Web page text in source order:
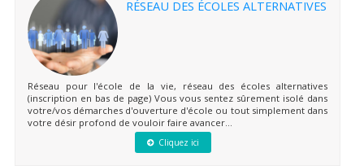
RÉSEAU DES ÉCOLES ALTERNATIVES
Réseau pour l'école de la vie, réseau des écoles alternatives
(inscription en bas de page) Vous vous sentez sûrement isolé dans
votre/vos démarches d'ouverture d'école ou tout simplement dans
votre désir profond de vouloir faire avancer...
Cliquez ici